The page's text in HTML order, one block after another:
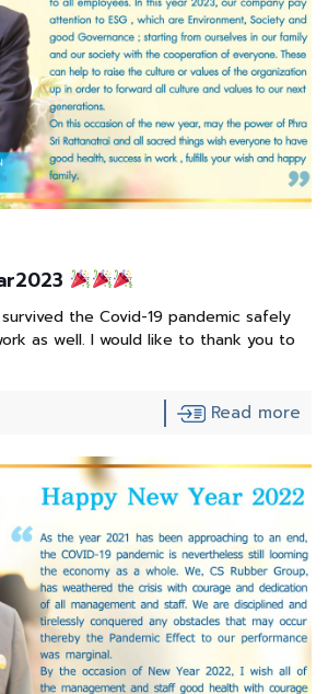
the Covid-19 pandemic safely
as well. I would like to thank you to
Read more